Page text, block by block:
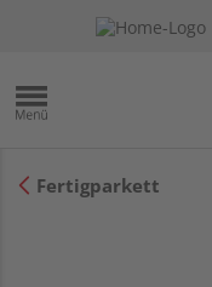
Fertigparkett